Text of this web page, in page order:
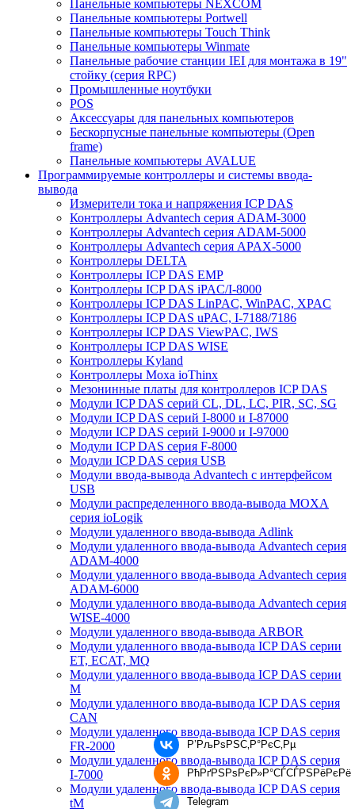
Панельные компьютеры NEXCOM
Панельные компьютеры Portwell
Панельные компьютеры Touch Think
Панельные компьютеры Winmate
Панельные рабочие станции IEI для монтажа в 19"
стойку (серия RPC)
Промышленные ноутбуки
POS
Аксессуары для панельных компьютеров
Бескорпусные панельные компьютеры (Open
frame)
Панельные компьютеры AVALUE
Программируемые контроллеры и системы ввода-
вывода
Измерители тока и напряжения ICP DAS
Контроллеры Advantech серия ADAM-3000
Контроллеры Advantech серия ADAM-5000
Контроллеры Advantech серия APAX-5000
Контроллеры DELTA
Контроллеры ICP DAS EMP
Контроллеры ICP DAS iPAC/I-8000
Контроллеры ICP DAS LinPAC, WinPAC, XPAC
Контроллеры ICP DAS uPAC, I-7188/7186
Контроллеры ICP DAS ViewPAC, IWS
Контроллеры ICP DAS WISE
Контроллеры Kyland
Контроллеры Moxa ioThinx
Мезонинные платы для контроллеров ICP DAS
Модули ICP DAS серий CL, DL, LC, PIR, SC, SG
Модули ICP DAS серий I-8000 и I-87000
Модули ICP DAS серий I-9000 и I-97000
Модули ICP DAS серия F-8000
Модули ICP DAS серия USB
Модули ввода-вывода Advantech с интерфейсом
USB
Модули распределенного ввода-вывода MOXA
серия ioLogik
Модули удаленного ввода-вывода Adlink
Модули удаленного ввода-вывода Advantech серия
ADAM-4000
Модули удаленного ввода-вывода Advantech серия
ADAM-6000
Модули удаленного ввода-вывода Advantech серия
WISE-4000
Модули удаленного ввода-вывода ARBOR
Модули удаленного ввода-вывода ICP DAS серии
ET, ECAT, MQ
Модули удаленного ввода-вывода ICP DAS серии
M
Модули удаленного ввода-вывода ICP DAS серия
CAN
Модули удаленного ввода-вывода ICP DAS серия
FR-2000
Модули удаленного ввода-вывода ICP DAS серия
I-7000
Модули удаленного ввода-вывода ICP DAS серия
tM
Р’РљРѕРЅС‚Р°РєС‚Рµ
РћРґРЅРѕРєР»Р°СЃСЃРЅРёРєРё
Telegram